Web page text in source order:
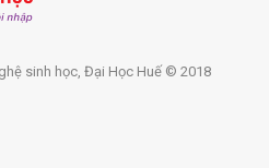
sinh học, Đại Học Huế © 2018